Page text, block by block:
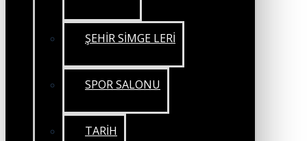
ŞEHİR SİMGE LERİ
SPOR SALONU
TARİH